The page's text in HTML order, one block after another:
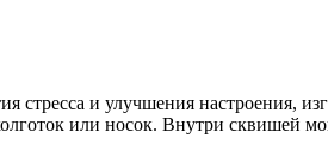
и улучшения настроения,
или носок. Внутри сквишей